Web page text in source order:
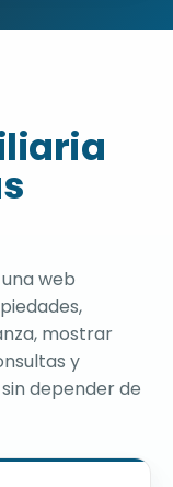
para
web
mostrar
y
depender de